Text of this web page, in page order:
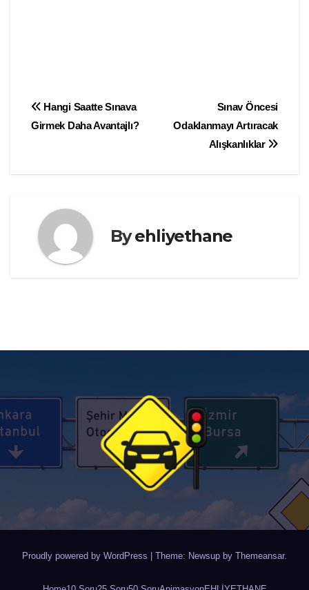
Yazı
gezinmesi
Sınav Öncesi
Odaklanmayı Artıracak
Alışkanlıklar
Hangi Saatte Sınava
Girmek Daha Avantajlı?
Byehliyethane
Proudly powered by WordPress Theme: Newsup by Themeansar.